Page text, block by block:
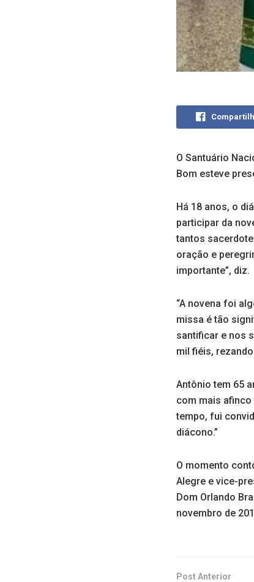
O Santuário
Bom esteve
Há 18 anos, o
participar da
tantos
oração e
importante”, diz.
“A novena foi
missa é tão
santificar e nos
mil fiéis,
Antônio tem 65
com mais afinco
tempo, fui
diácono.”
O momento
Alegre e vice-
Dom Orlando
novembro de
Post Anterior